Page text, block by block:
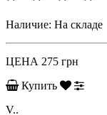
Наличие: На складе
ЦЕНА 275 грн
Купить
V..